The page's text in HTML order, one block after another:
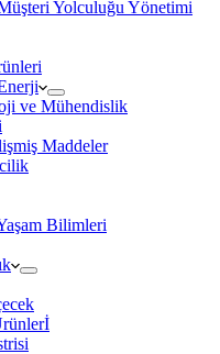
Yolculuğu Yönetimi
ve Mühendislik
Maddeler
Bilimleri